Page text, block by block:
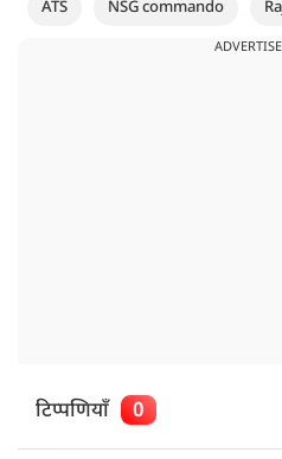
ATS NSG commando
टिप्पणियाँ 0